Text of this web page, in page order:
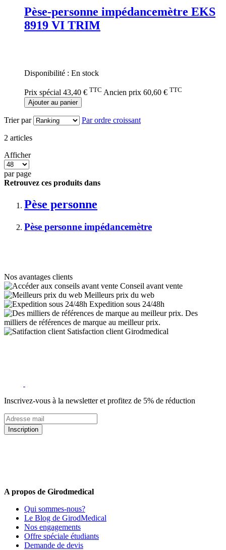
Pèse-personne impédancemètre EKS
8919 VI TRIM
Disponibilité : En stock
Prix spécial 43,40 € TTC Ancien prix 60,60 € TTC
Ajouter au panier
Trier par Par ordre croissant
2 articles
Afficher
par page
Retrouvez ces produits dans
Pèse personne
Pèse personne impédancemètre
Nos avantages clients
Conseil avant vente
Meilleurs prix du web
Expedition sous 24/48h
Des
milliers de références de marque au meilleur prix.
Satisfaction client Girodmedical
Inscrivez-vous à la newsletter et profitez de 5% de réduction
Inscription
A propos de Girodmedical
Qui sommes-nous?
Le Blog de GirodMedical
Nos engagements
Offre spéciale étudiants
Demande de devis